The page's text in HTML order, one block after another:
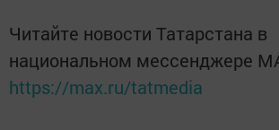
Читайте новости Татарстана в
национальном мессенджере
https://max.ru/tatmedia